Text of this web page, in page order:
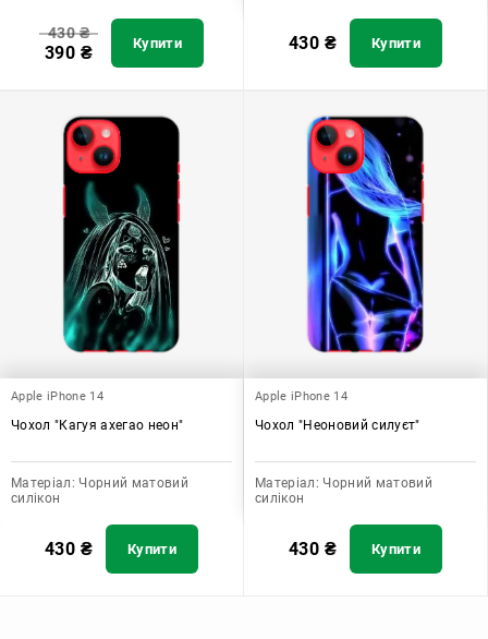
430₴
390 ₴ Купити 430 ₴ Купити
Apple iPhone 14
Чохол "Кагуя ахегао неон"
Матеріал: Чорний матовий
силікон
430 ₴ Купити
Apple iPhone 14
Чохол "Неоновий силуєт"
Матеріал: Чорний матовий
силікон
430 ₴ Купити